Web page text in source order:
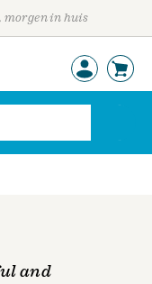
morgen in huis
and